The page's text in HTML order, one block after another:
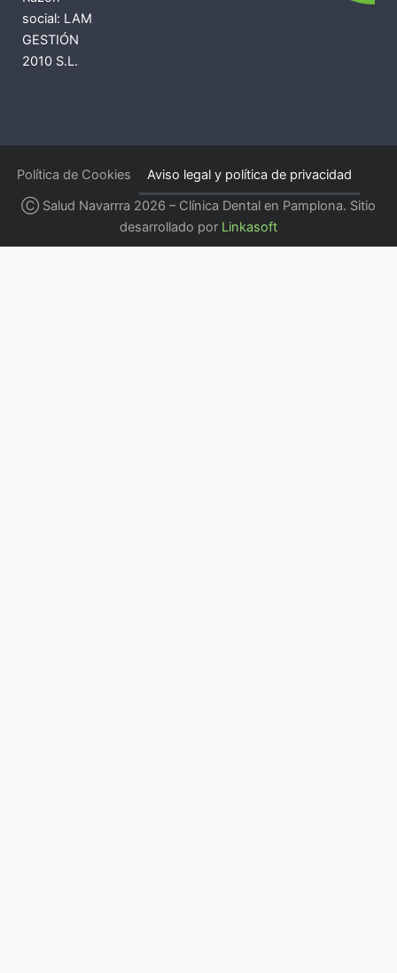
social: LAM
GESTIÓN
2010 S.L.
g
Ⓒ Salud Navarrra 2026 – Clínica Dental en Pamplona. Sitio
desarrollado por Linkasoft
Política de Cookies Aviso legal y política de privacidad